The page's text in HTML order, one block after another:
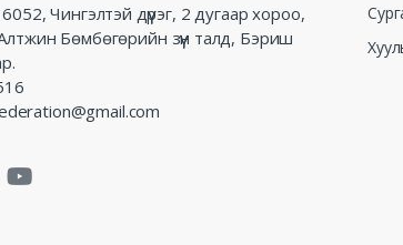
Чингэлтэй дүүрэг, 2 дугаар хороо,
Бөмбөгөрийн зүүн талд, Бэриш